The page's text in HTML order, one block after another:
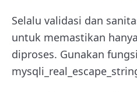
Selalu validasi dan
untuk memastikan
diproses. Gunakan